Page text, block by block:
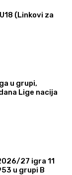
(Linkovi za
u grupi,
Lige nacija
27 igra 11
u grupi B